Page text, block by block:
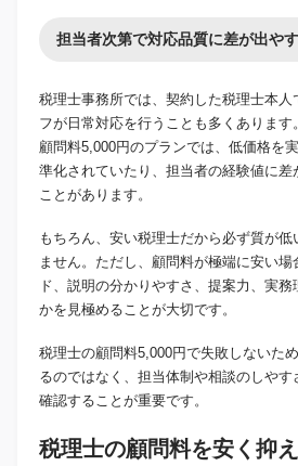
担当者次第で対応品質に差が出や
税理士事務所では、契約した税理士本人
フが日常対応を行うことも多くありま
顧問料5,000円のプランでは、低価格を
準化されていたり、担当者の経験値に差
ことがあります。
もちろん、安い税理士だから必ず質が低
ません。ただし、顧問料が極端に安い
ド、説明の分かりやすさ、提案力、実務
かを見極めることが大切です。
税理士の顧問料5,000円で失敗しないた
るのではなく、担当体制や相談のしや
確認することが重要です。
税理士の顧問料を安く抑